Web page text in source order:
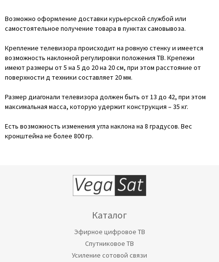
Возможно оформление доставки курьерской службой или
самостоятельное получение товара в пунктах самовывоза.
Крепление телевизора происходит на ровную стенку и имеется
возможность наклонной регулировки положения ТВ. Крепежи
имеют размеры от 5 на 5 до 20 на 20 см, при этом расстояние от
поверхности д техники составляет 20 мм.
Размер диагонали телевизора должен быть от 13 до 42, при этом
максимальная масса, которую удержит конструкция – 35 кг.
Есть возможность изменения угла наклона на 8 градусов. Вес
кронштейна не более 800 гр.
Каталог
Эфирное цифровое ТВ
Спутниковое ТВ
Усиление сотовой связи